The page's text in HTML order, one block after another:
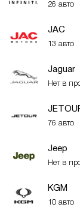
26 авто
JAC
13 авто
Jaguar
Нет в
76 авто
Jeep
Нет в
KGM
10 авто